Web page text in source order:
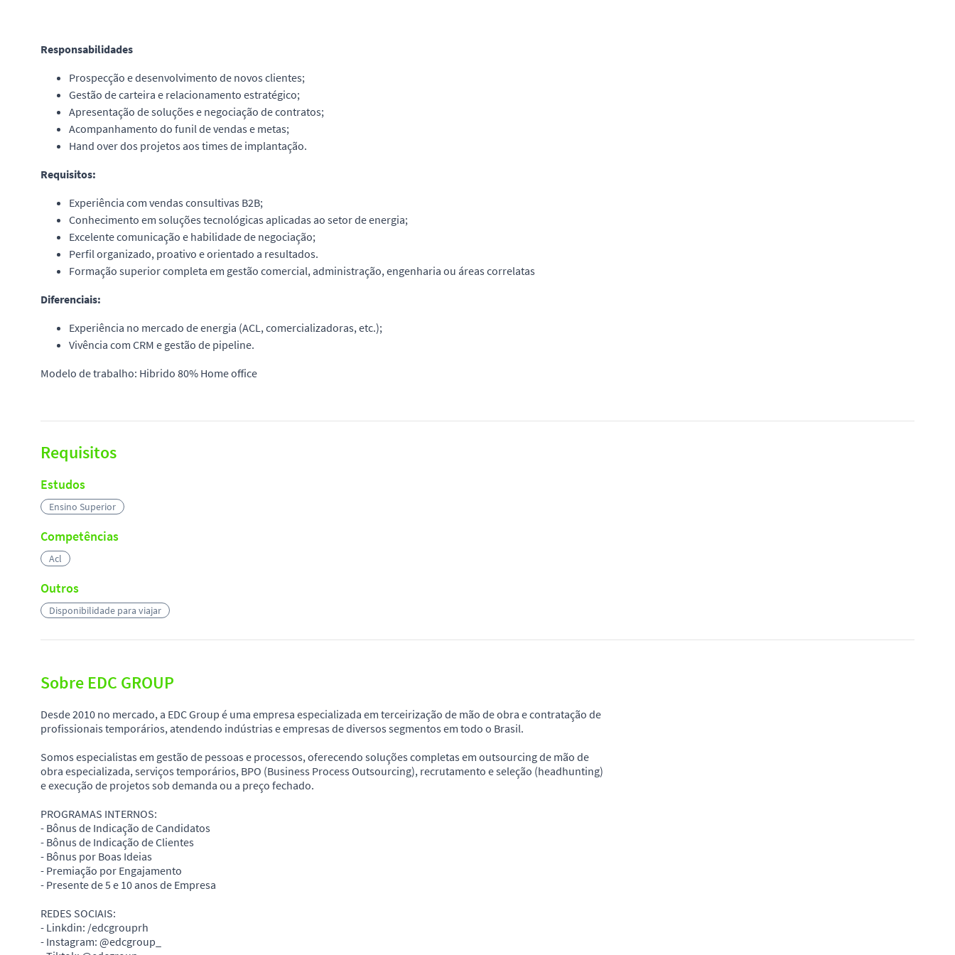
Responsabilidades
Prospecção e desenvolvimento de novos clientes;
Gestão de carteira e relacionamento estratégico;
Apresentação de soluções e negociação de contratos;
Acompanhamento do funil de vendas e metas;
Hand over dos projetos aos times de implantação.
Requisitos:
Experiência com vendas consultivas B2B;
Conhecimento em soluções tecnológicas aplicadas ao setor de energia;
Excelente comunicação e habilidade de negociação;
Perfil organizado, proativo e orientado a resultados.
Formação superior completa em gestão comercial, administração, engenharia ou áreas correlatas
Diferenciais:
Experiência no mercado de energia (ACL, comercializadoras, etc.);
Vivência com CRM e gestão de pipeline.
Modelo de trabalho: Hibrido 80% Home office
Requisitos
Estudos
Ensino Superior
Competências
Acl
Outros
Disponibilidade para viajar
Sobre EDC GROUP
Desde 2010 no mercado, a EDC Group é uma empresa especializada em terceirização de mão de obra e contratação de
profissionais temporários, atendendo indústrias e empresas de diversos segmentos em todo o Brasil.
Somos especialistas em gestão de pessoas e processos, oferecendo soluções completas em outsourcing de mão de
obra especializada, serviços temporários, BPO (Business Process Outsourcing), recrutamento e seleção (headhunting)
e execução de projetos sob demanda ou a preço fechado.
PROGRAMAS INTERNOS:
- Bônus de Indicação de Candidatos
- Bônus de Indicação de Clientes
- Bônus por Boas Ideias
- Premiação por Engajamento
- Presente de 5 e 10 anos de Empresa
REDES SOCIAIS:
- Linkdin: /edcgrouprh
- Instagram: @edcgroup_